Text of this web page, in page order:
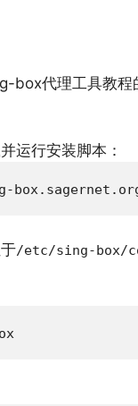
box代理工具教
运行安装脚本：
/etc/sing-box/